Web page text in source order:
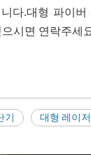
다.대형 파이버
시면 연락주세
기 대형 레이